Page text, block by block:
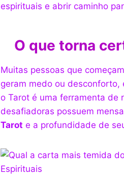
espirituais e abrir caminho
O que torna
Muitas pessoas que
geram medo ou desconforto,
o Tarot é uma ferramenta de
desafiadoras possuem
Tarot e a profundidade de